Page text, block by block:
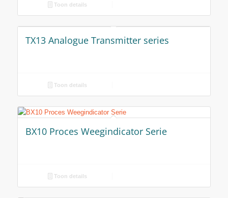
Toon details
TX13 Analogue Transmitter series
Toon details
BX10 Proces Weegindicator Serie
Toon details